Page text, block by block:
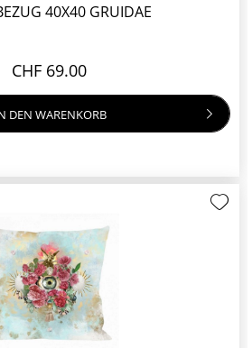
40X40 GRUIDAE
CHF 69.00
DEN WARENKORB